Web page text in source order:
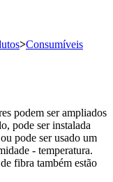
>Consumíveis
podem ser ampliados
pode ser instalada
pode ser usado um
- temperatura.
fibra também estão